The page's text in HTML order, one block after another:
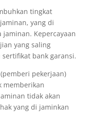
tingkat
yang di
Kepercayaan
yang saling
bank garansi.
pekerjaan)
memberikan
tidak akan
yang di jaminkan